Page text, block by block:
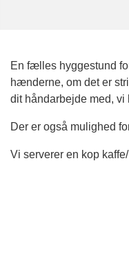
En fælles hyggestund
hænderne, om det er
dit håndarbejde med,
Der er også mulighed
Vi serverer en kop